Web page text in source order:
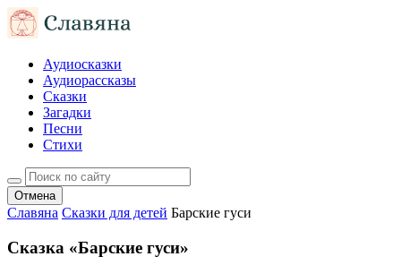
Аудиосказки
Аудиорассказы
Сказки
Загадки
Песни
Стихи
Отмена
Славяна Сказки для детей Барские гуси
Сказка «Барские гуси»